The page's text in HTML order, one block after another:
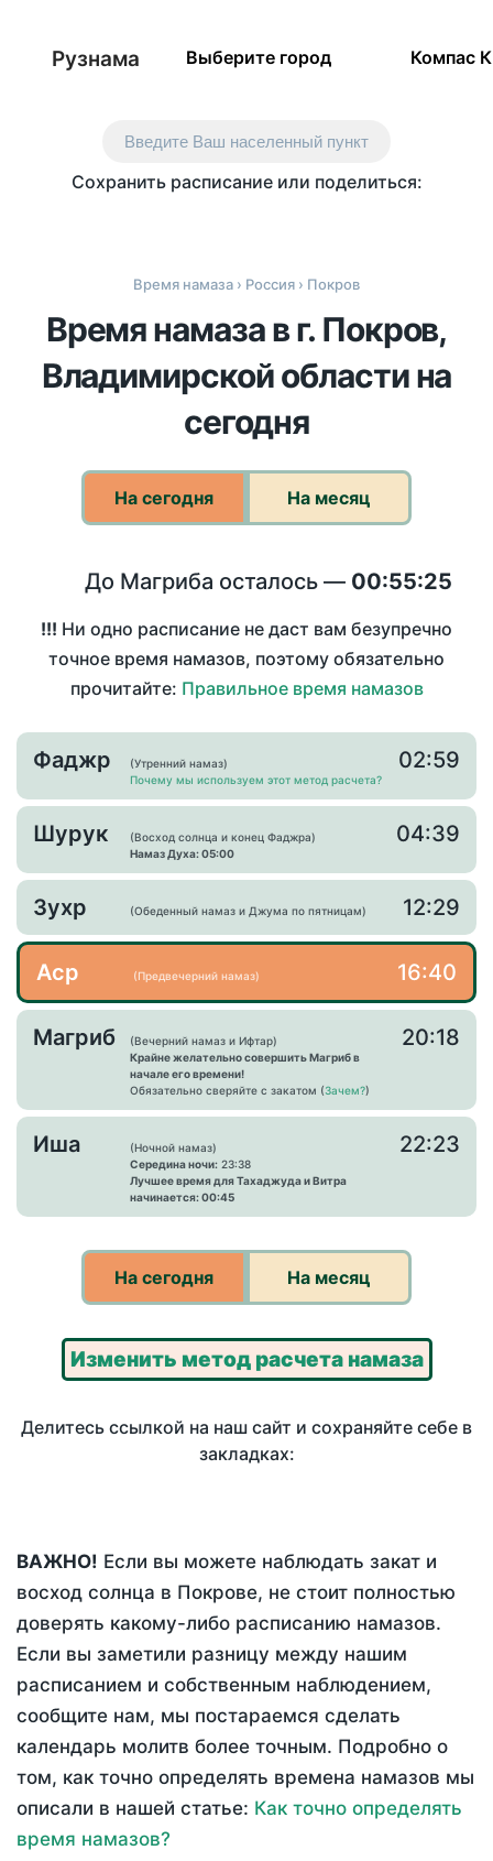
Рузнама Выберите город Компас
Введите Ваш населенный пункт
Сохранить расписание или поделиться:
Время намаза › Россия › Покров
Время намаза в г. Покров,
Владимирской области на
сегодня
На сегодня На месяц
До Магриба осталось — 00:55:25
!!! Ни одно расписание не даст вам безупречно
точное время намазов, поэтому обязательно
прочитайте: Правильное время намазов
Фаджр
(Утренний намаз)
Почему мы используем этот метод расчета?
02:59
Шурук
(Восход солнца и конец Фаджра)
Намаз Духа: 05:00
04:39
Зухр (Обеденный намаз и Джума по пятницам) 12:29
Аср (Предвечерний намаз) 16:40
Магриб
(Вечерний намаз и Ифтар)
Крайне желательно совершить Магриб в
начале его времени!
Обязательно сверяйте с закатом (Зачем?)
20:18
Иша
(Ночной намаз)
Середина ночи: 23:38
Лучшее время для Тахаджуда и Витра
начинается: 00:45
22:23
На сегодня На месяц
Изменить метод расчета намаза
Делитесь ссылкой на наш сайт и сохраняйте себе в
закладках:
ВАЖНО! Если вы можете наблюдать закат и
восход солнца в Покрове, не стоит полностью
доверять какому-либо расписанию намазов.
Если вы заметили разницу между нашим
расписанием и собственным наблюдением,
сообщите нам, мы постараемся сделать
календарь молитв более точным. Подробно о
том, как точно определять времена намазов мы
описали в нашей статье: Как точно определять
время намазов?